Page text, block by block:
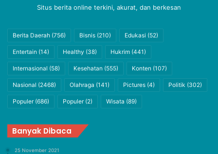
Situs berita online terkini, akurat, dan berkesan
Berita Daerah (756) Bisnis (210) Edukasi (52)
Entertain (14) Healthy (38) Hukrim (441)
Internasional (58) Kesehatan (555) Konten (107)
Nasional (2468) Olahraga (141) Pictures (4) Politik (302)
Populer(686) Populer(2) Wisata (89)
Banyak Dibaca
25 November 2021